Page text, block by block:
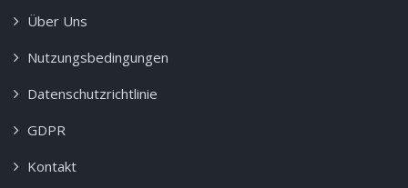
Über Uns
Nutzungsbedingungen
Datenschutzrichtlinie
GDPR
Kontakt